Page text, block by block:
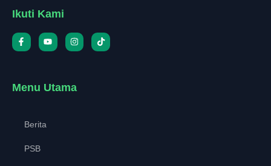
Ikuti Kami
Menu Utama
Berita
PSB